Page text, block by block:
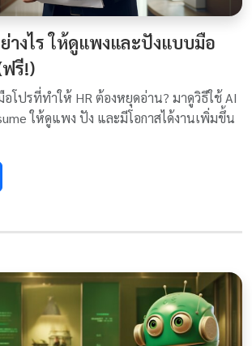
างไร ให้ดูแพงและปังแบบมือ
รี!)
อโปรที่ทำให้ HR ต้องหยุดอ่าน? มาดูวิธีใช้ AI
ให้ดูแพง ปัง และมีโอกาสได้งานเพิ่มขึ้น